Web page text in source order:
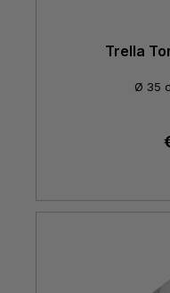
Trella
Ø 35